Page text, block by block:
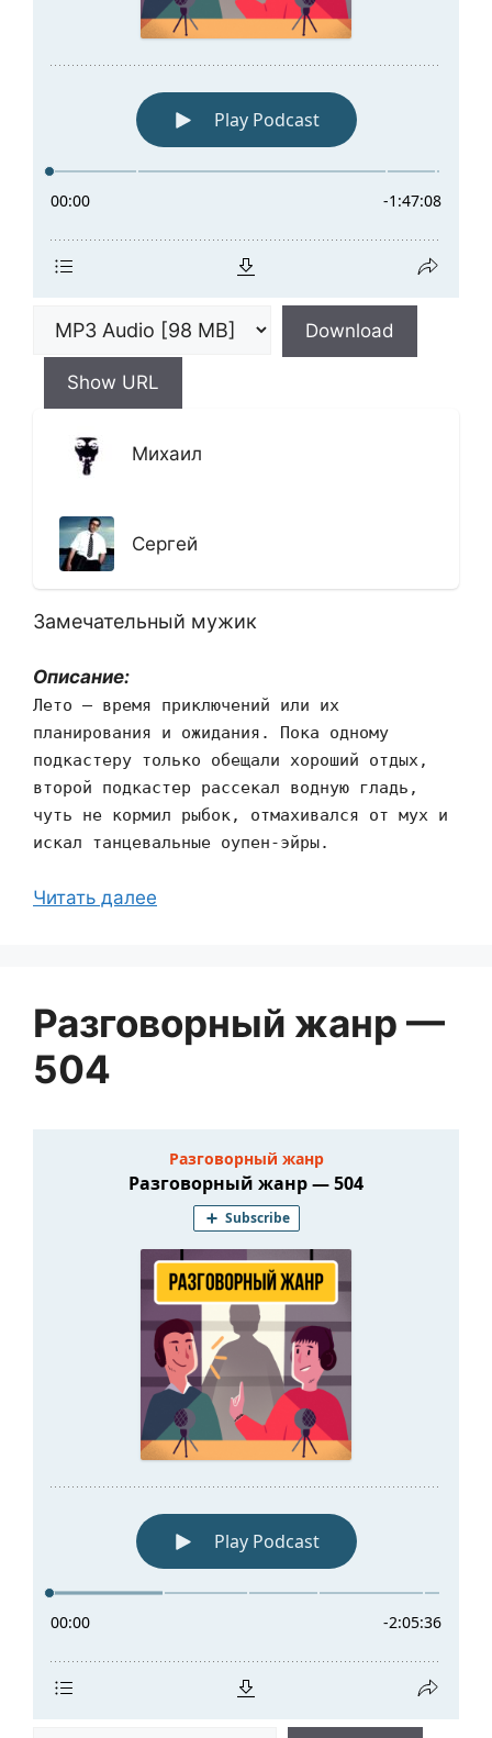
Download
Show URL
Михаил
Сергей
Замечательный мужик
Описание:
Лето — время приключений или их
планирования и ожидания. Пока одному
подкастеру только обещали хороший отдых,
второй подкастер рассекал водную гладь,
чуть не кормил рыбок, отмахивался от мух и
искал танцевальные оупен-эйры.
Читать далее
Разговорный жанр —
504